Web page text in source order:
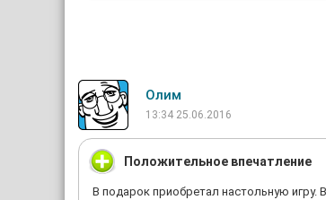
Олим
13:34 25.06.2016
Положительное впечатление
В подарок приобретал настольную